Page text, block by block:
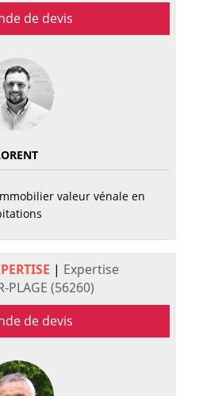
de devis
valeur vénale en
| Expertise
PLAGE (56260)
de devis